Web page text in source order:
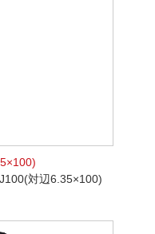
対辺6.35×100)